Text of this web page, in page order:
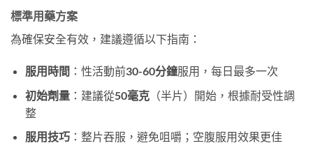
標準用藥方案
為確保安全有效，建議遵循以下指南：
服用時間 ：性活動前30-60分鐘服用，每日最多一次
初始劑量：建議從50毫克（半片）開始，根據耐受性調
整
服用技巧：整片吞服，避免咀嚼；空腹服用效果更佳